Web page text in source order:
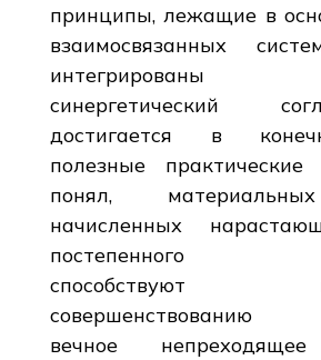
принципы, лежащие в
взаимосвязанных
интегрированы
синергетический
достигается в
полезные практические
понял,
начисленных
постепенного
способствуют
совершенствованию
вечное